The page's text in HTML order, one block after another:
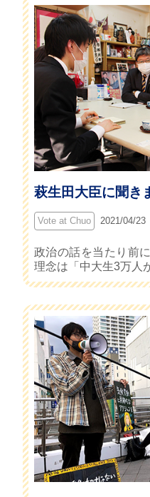
萩生田大臣に聞き
Vote at Chuo 2021/04/23
政治の話を当たり前
理念は「中大生3万人